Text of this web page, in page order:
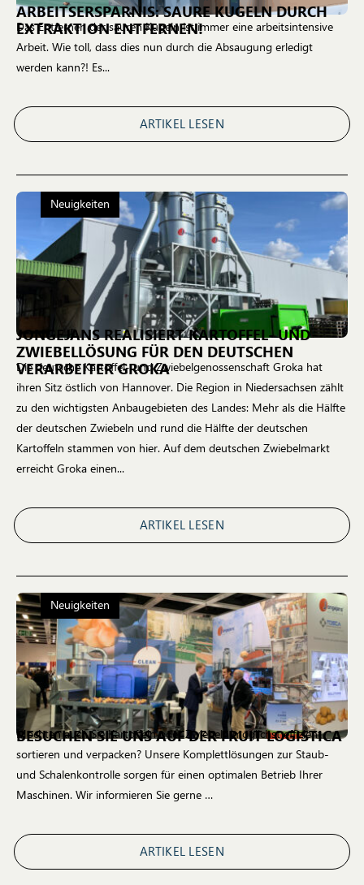
ARBEITSERSPARNIS: SAURE KUGELN DURCH
EXTRAKTION ENTFERNEN!
Das Entfernen der sauren Kugeln ist immer eine arbeitsintensive
Arbeit. Wie toll, dass dies nun durch die Absaugung erledigt
werden kann?! Es...
ARTIKEL LESEN
Neuigkeiten
JONGEJANS REALISIERT KARTOFFEL- UND
ZWIEBELLÖSUNG FÜR DEN DEUTSCHEN
VERARBEITER GROKA
Die deutsche Kartoffel- und Zwiebelgenossenschaft Groka hat
ihren Sitz östlich von Hannover. Die Region in Niedersachsen zählt
zu den wichtigsten Anbaugebieten des Landes: Mehr als die Hälfte
der deutschen Zwiebeln und rund die Hälfte der deutschen
Kartoffeln stammen von hier. Auf dem deutschen Zwiebelmarkt
erreicht Groka einen...
ARTIKEL LESEN
Neuigkeiten
BESUCHEN SIE UNS AUF DER FRUIT LOGISTICA
Möchten auch Sie Kartoffeln oder Zwiebeln möglichst effizient
sortieren und verpacken? Unsere Komplettlösungen zur Staub-
und Schalenkontrolle sorgen für einen optimalen Betrieb Ihrer
Maschinen. Wir informieren Sie gerne …
ARTIKEL LESEN